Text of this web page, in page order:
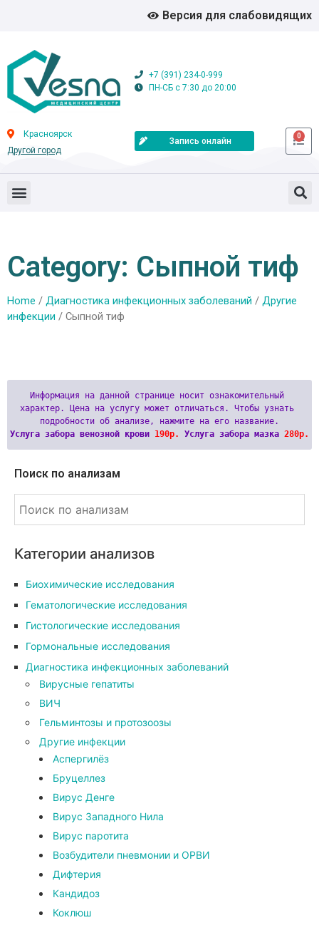
Версия для слабовидящих
+7 (391) 234-0-999
ПН-СБ с 7:30 до 20:00
Красноярск
Другой город
Запись онлайн
0
Category: Сыпной тиф
Home / Диагностика инфекционных заболеваний / Другие
инфекции / Сыпной тиф
Информация на данной странице носит ознакомительный
характер. Цена на услугу может отличаться. Чтобы узнать
Услуга забора венозной крови 190р. Услуга забора мазка 280р.
Поиск по анализам
Категории анализов
Биохимические исследования
Гематологические исследования
Гистологические исследования
Гормональные исследования
Диагностика инфекционных заболеваний
Вирусные гепатиты
ВИЧ
Гельминтозы и протозоозы
Другие инфекции
Аспергилёз
Бруцеллез
Вирус Денге
Вирус Западного Нила
Вирус паротита
Возбудители пневмонии и ОРВИ
Дифтерия
Кандидоз
Коклюш